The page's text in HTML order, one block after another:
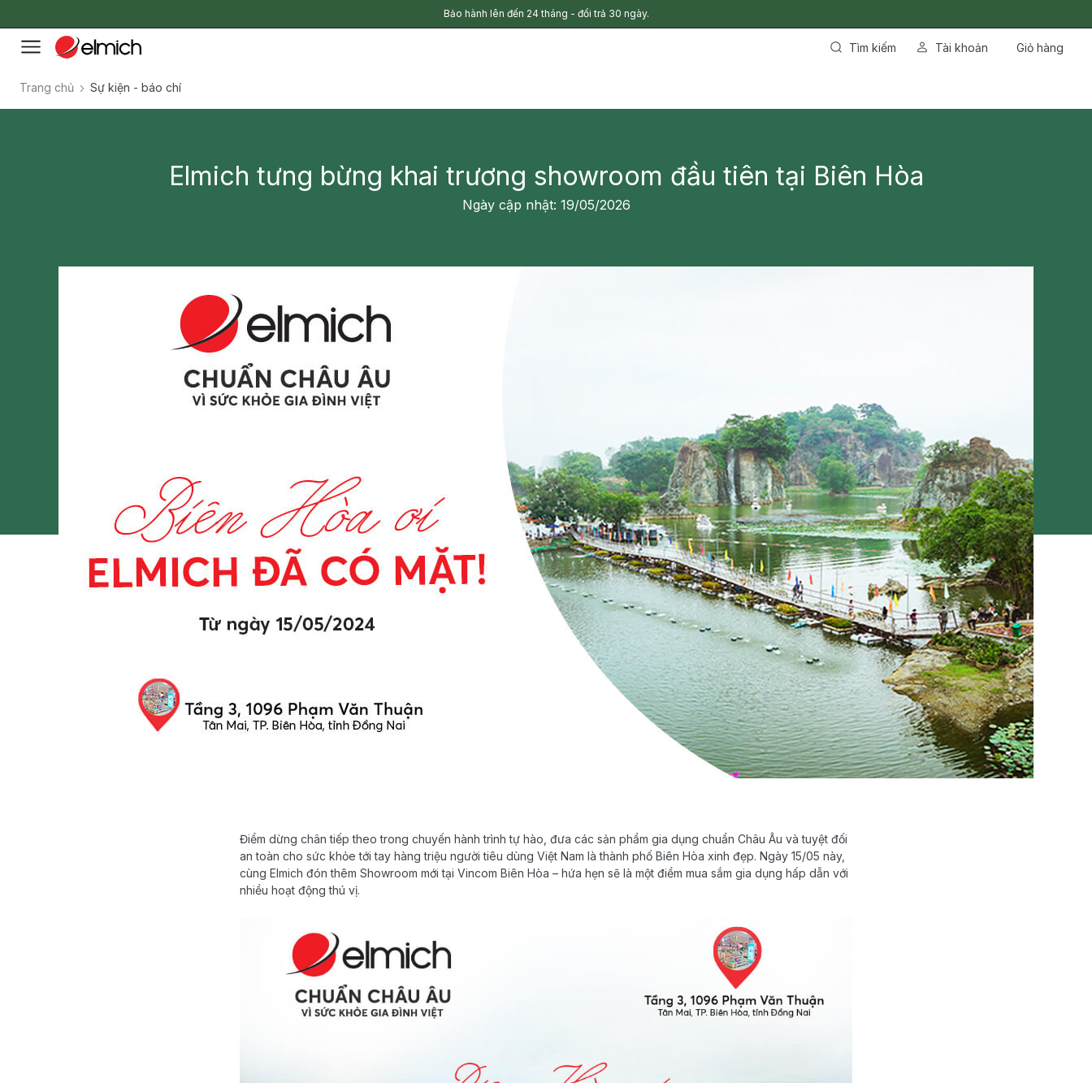
Bảo hành lên đến 24 tháng - đổi trả 30 ngày.
Tìm kiếm Tài khoản Giỏ hàng
Trang chủ Sự kiện - báo chí
Elmich tưng bừng khai trương showroom đầu tiên tại Biên Hòa
Ngày cập nhật: 19/05/2026
Điểm dừng chân tiếp theo trong chuyến hành trình tự hào, đưa các sản phẩm gia dụng chuẩn Châu Âu và tuyệt đối
an toàn cho sức khỏe tới tay hàng triệu người tiêu dùng Việt Nam là thành phố Biên Hòa xinh đẹp. Ngày 15/05 này,
cùng Elmich đón thêm Showroom mới tại Vincom Biên Hòa – hứa hẹn sẽ là một điểm mua sắm gia dụng hấp dẫn với
nhiều hoạt động thú vị.